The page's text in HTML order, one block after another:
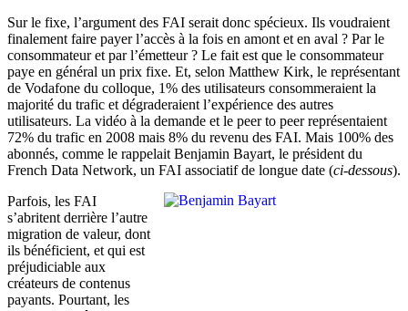
Sur le fixe, l’argument des FAI serait donc spécieux. Ils voudraient
finalement faire payer l’accès à la fois en amont et en aval ? Par le
consommateur et par l’émetteur ? Le fait est que le consommateur
paye en général un prix fixe. Et, selon Matthew Kirk, le représentant
de Vodafone du colloque, 1% des utilisateurs consommeraient la
majorité du trafic et dégraderaient l’expérience des autres
utilisateurs. La vidéo à la demande et le peer to peer représentaient
72% du trafic en 2008 mais 8% du revenu des FAI. Mais 100% des
abonnés, comme le rappelait Benjamin Bayart, le président du
French Data Network, un FAI associatif de longue date (ci-dessous).
Parfois, les FAI
s’abritent derrière l’autre
migration de valeur, dont
ils bénéficient, et qui est
préjudiciable aux
créateurs de contenus
payants. Pourtant, les